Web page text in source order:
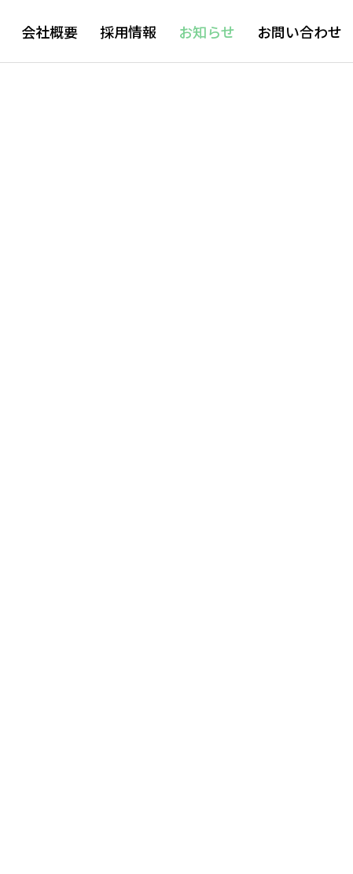
会社概要 採用情報 お知らせ お問い合わせ